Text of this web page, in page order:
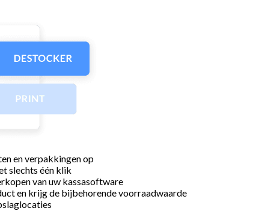
en verpakkingen op
slechts één klik
van uw kassasoftware
en krijg de bijbehorende voorraadwaarde